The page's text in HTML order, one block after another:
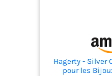
Hagerty - Silver
pour les